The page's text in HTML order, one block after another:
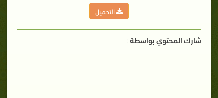
التحميل
شارك المحتوي بواسطة :